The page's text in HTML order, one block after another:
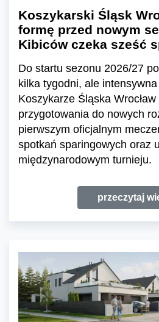
Koszykarski Śląsk
formę przed nowym
Kibiców czeka sześć
Do startu sezonu 2026/27
kilka tygodni, ale
Koszykarze Śląska
przygotowania do nowych
pierwszym oficjalnym
spotkań sparingowych oraz
międzynarodowym turnieju.
przeczytaj